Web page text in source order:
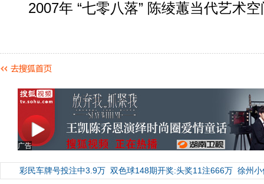
2007年 “七零八落” 陈绫蕙当代艺术空
广告
彩民车牌号投注中3.9万 双色球148期开奖:头奖11注666万 徐州